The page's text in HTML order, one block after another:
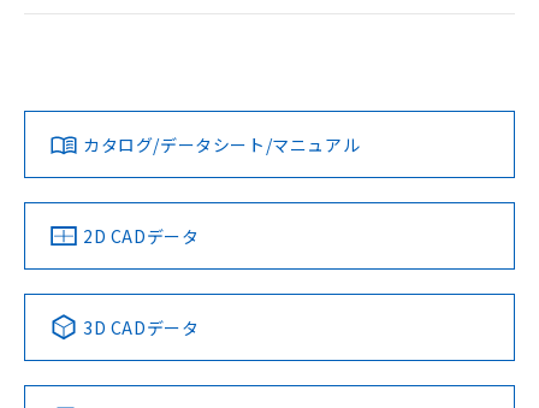
ログイン/会員登録
ダウンロードデータをご利用いただく前に、以下を必ずお読
みください。
ソフトウェアの使用条件
EU RoHS 注意事項・凡例
対応済み
中国 RoHS 注意事項・凡例
Pb Hg Cd Cr(VI)
LR型式承認
（イギリス
船舶規格）
DNV型式承認
（ノルウェー
BV型式承認
（フランス
KR型式
（韓国
No No No No
この製品の規格認証/適合状況ページへ
その他の認証はこちらのページからご検索ください
カタログ/データシート/マニュアル
2D CADデータ
3D CADデータ